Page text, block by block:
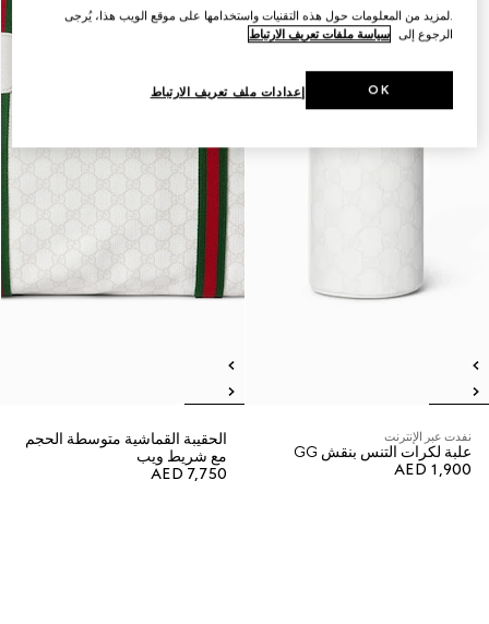
نفدت عبر الإنترنت
علبة لكرات التنس بنقش GG
AED 1,900
الحقيبة القماشية متوسطة الحجم
مع شريط ويب
AED 7,750
.لمزيد من المعلومات حول هذه التقنيات واستخدامها على موقع الويب هذا، يُرجى
الرجوع إلى سياسة ملفات تعريف الارتباط
إعدادات ملف تعريف الارتباط OK